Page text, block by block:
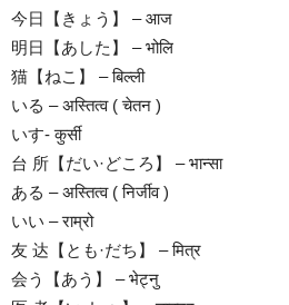
今日【きょう】 – आज
明日【あした】 – भोलि
猫【ねこ】 – बिल्ली
いる – अस्तित्व ( चेतन )
いす- कुर्सी
台 所【だい·どころ】 – भान्सा
ある – अस्तित्व ( निर्जीव )
いい – राम्रो
友 达【とも·だち】 – मित्र
会う【あう】 – भेट्नु